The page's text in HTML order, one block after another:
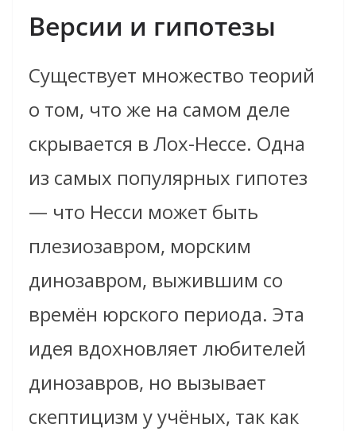
Версии и гипотезы
Существует множество теорий
о том, что же на самом деле
скрывается в Лох-Нессе. Одна
из самых популярных гипотез
— что Несси может быть
плезиозавром, морским
динозавром, выжившим со
времён юрского периода. Эта
идея вдохновляет любителей
динозавров, но вызывает
скептицизм у учёных, так как